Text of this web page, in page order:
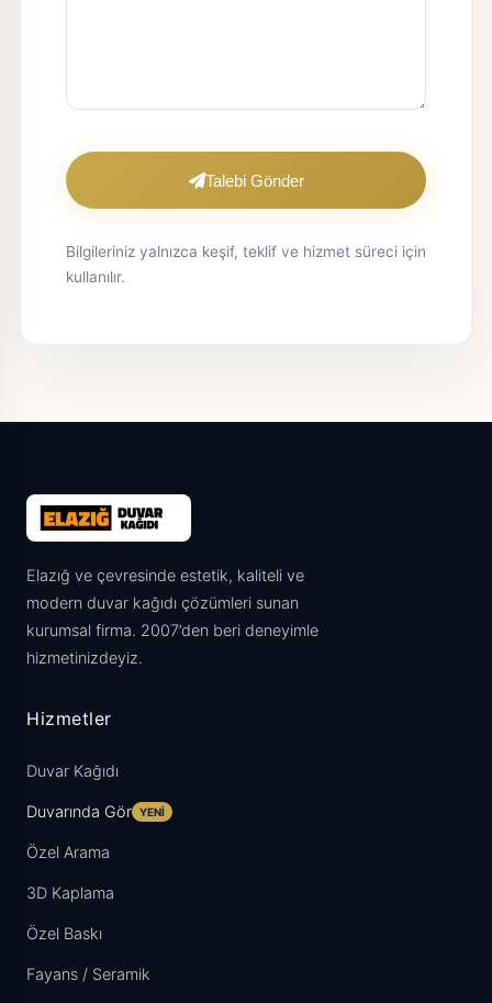
Talebi Gönder
Bilgileriniz yalnızca keşif, teklif ve hizmet süreci için
kullanılır.
Elazığ ve çevresinde estetik, kaliteli ve
modern duvar kağıdı çözümleri sunan
kurumsal firma. 2007’den beri deneyimle
hizmetinizdeyiz.
Hizmetler
Duvar Kağıdı
Duvarında Gör YENI
Özel Arama
3D Kaplama
Özel Baskı
Fayans / Seramik